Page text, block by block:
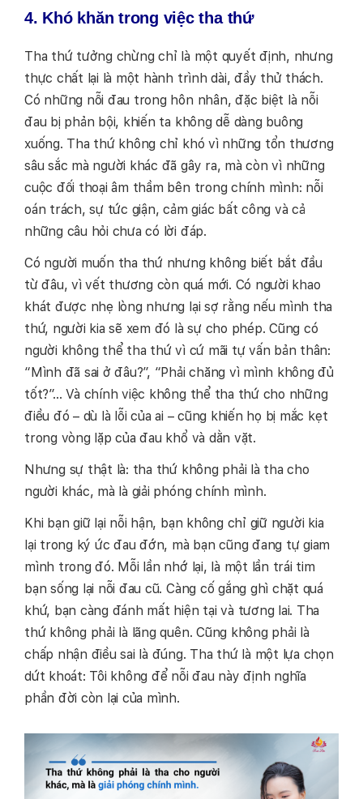
4. Khó khăn trong việc tha thứ
Tha thứ tưởng chừng chỉ là một quyết định, nhưng
thực chất lại là một hành trình dài, đầy thử thách.
Có những nỗi đau trong hôn nhân, đặc biệt là nỗi
đau bị phản bội, khiến ta không dễ dàng buông
xuống. Tha thứ không chỉ khó vì những tổn thương
sâu sắc mà người khác đã gây ra, mà còn vì những
cuộc đối thoại âm thầm bên trong chính mình: nỗi
oán trách, sự tức giận, cảm giác bất công và cả
những câu hỏi chưa có lời đáp.
Có người muốn tha thứ nhưng không biết bắt đầu
từ đâu, vì vết thương còn quá mới. Có người khao
khát được nhẹ lòng nhưng lại sợ rằng nếu mình tha
thứ, người kia sẽ xem đó là sự cho phép. Cũng có
người không thể tha thứ vì cứ mãi tự vấn bản thân:
“Mình đã sai ở đâu?”, “Phải chăng vì mình không đủ
tốt?”… Và chính việc không thể tha thứ cho những
điều đó – dù là lỗi của ai – cũng khiến họ bị mắc kẹt
trong vòng lặp của đau khổ và dằn vặt.
Nhưng sự thật là: tha thứ không phải là tha cho
người khác, mà là giải phóng chính mình.
Khi bạn giữ lại nỗi hận, bạn không chỉ giữ người kia
lại trong ký ức đau đớn, mà bạn cũng đang tự giam
mình trong đó. Mỗi lần nhớ lại, là một lần trái tim
bạn sống lại nỗi đau cũ. Càng cố gắng ghì chặt quá
khứ, bạn càng đánh mất hiện tại và tương lai. Tha
thứ không phải là lãng quên. Cũng không phải là
chấp nhận điều sai là đúng. Tha thứ là một lựa chọn
dứt khoát: Tôi không để nỗi đau này định nghĩa
phần đời còn lại của mình.